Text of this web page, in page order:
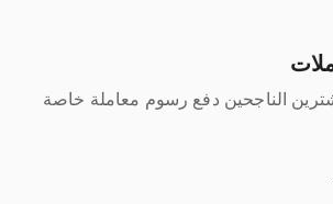
الناجحين دفع رسوم معاملة خاصة